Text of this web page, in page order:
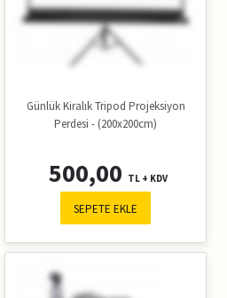
Günlük Kiralık Tripod Projeksiyon
Perdesi - (200x200cm)
500,00 TL + KDV
SEPETE EKLE